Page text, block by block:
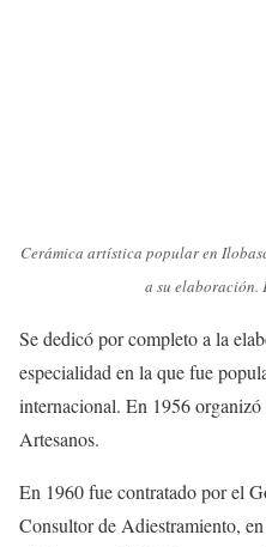
Cerámica artística popular en
a su elaboración.
Se dedicó por completo a la
especialidad en la que fue
internacional. En 1956
Artesanos.
En 1960 fue contratado por el
Consultor de Adiestramiento,